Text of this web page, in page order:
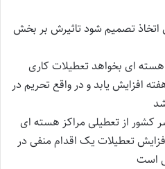
اتخاذ تصمیم شود تاثیرش بر بخش
هسته ای بخواهد تعطیلات کاری
افزایش یابد و در واقع تحریم در
کشور از تعطیلی مراکز هسته ای
تعطیلات یک اقدام منفی در
است